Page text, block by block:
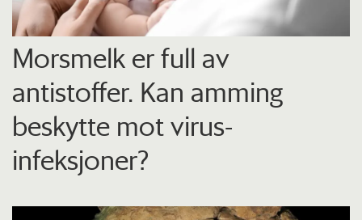
Morsmelk er full av
antistoffer. Kan amming
beskytte mot virus-
infeksjoner?